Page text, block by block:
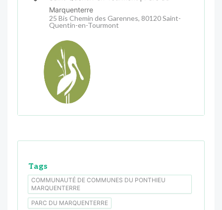
Marquenterre
25 Bis Chemin des Garennes, 80120 Saint-
Quentin-en-Tourmont
Tags
COMMUNAUTÉ DE COMMUNES DU PONTHIEU
MARQUENTERRE
PARC DU MARQUENTERRE